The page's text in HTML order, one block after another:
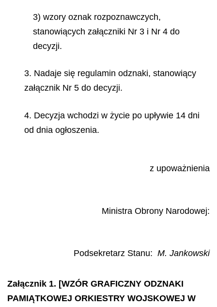
3) wzory oznak rozpoznawczych,
stanowiących załączniki Nr 3 i Nr 4 do
decyzji.
3. Nadaje się regulamin odznaki, stanowiący
załącznik Nr 5 do decyzji.
4. Decyzja wchodzi w życie po upływie 14 dni
od dnia ogłoszenia.
z upoważnienia
Ministra Obrony Narodowej:
Podsekretarz Stanu: M. Jankowski
Załącznik 1. [WZÓR GRAFICZNY ODZNAKI
PAMIĄTKOWEJ ORKIESTRY WOJSKOWEJ W